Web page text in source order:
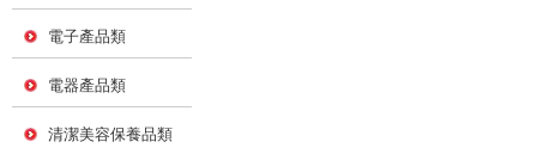
電子產品類
電器產品類
清潔美容保養品類